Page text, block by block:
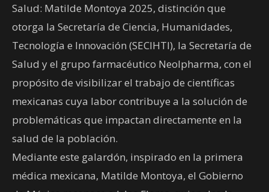
Salud: Matilde Montoya 2025, distinción que
otorga la Secretaría de Ciencia, Humanidades,
Tecnología e Innovación (SECIHTI), la Secretaría de
Salud y el grupo farmacéutico Neolpharma, con el
propósito de visibilizar el trabajo de científicas
mexicanas cuya labor contribuye a la solución de
problemáticas que impactan directamente en la
salud de la población.
Mediante este galardón, inspirado en la primera
médica mexicana, Matilde Montoya, el Gobierno